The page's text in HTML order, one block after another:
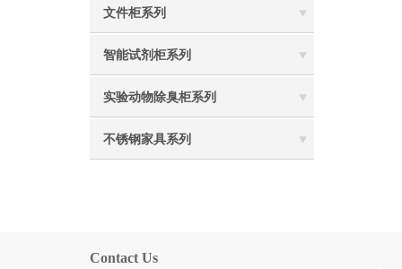
文件柜系列
智能试剂柜系列
实验动物除臭柜系列
不锈钢家具系列
Contact Us